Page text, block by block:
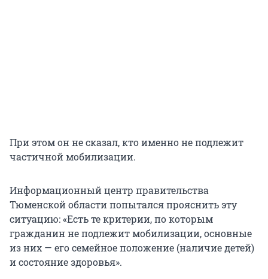
При этом он не сказал, кто именно не подлежит
частичной мобилизации.
Информационный центр правительства
Тюменской области попытался прояснить эту
ситуацию: «Есть те критерии, по которым
гражданин не подлежит мобилизации, основные
из них — его семейное положение (наличие детей)
и состояние здоровья».